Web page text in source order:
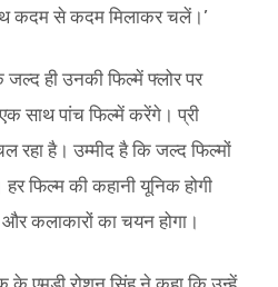
कदम से कदम मिलाकर चलें।’
जल्द ही उनकी फिल्में फ्लोर पर
साथ पांच फिल्में करेंगे। प्री
रहा है। उम्मीद है कि जल्द फिल्मों
फिल्म की कहानी यूनिक होगी
कलाकारों का चयन होगा।